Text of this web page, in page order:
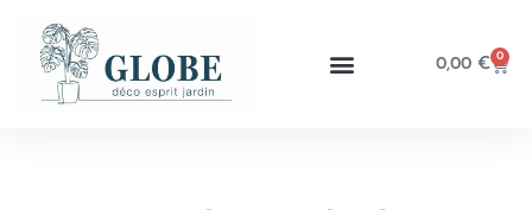
0,00 € 0